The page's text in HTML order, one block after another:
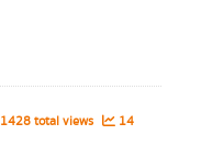
1428 total views
14